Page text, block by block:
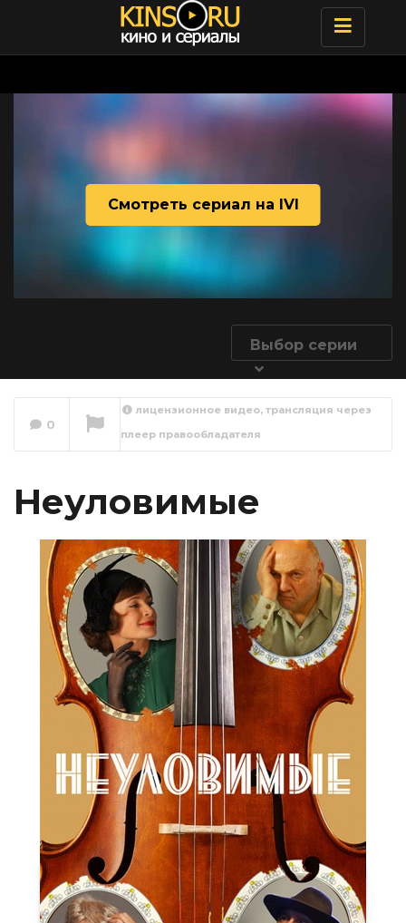
Toggle
Смотреть сериал на IVI
Выбор серии
0
лицензионное видео, трансляция через
плеер правообладателя
Неуловимые